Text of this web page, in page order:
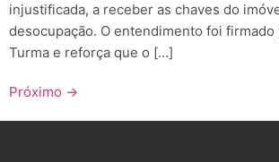
injustificada, a receber as chaves do
desocupação. O entendimento foi firmado
Turma e reforça que o […]
Próximo →